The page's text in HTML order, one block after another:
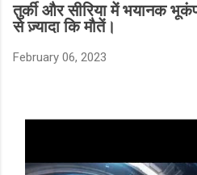
तुर्की और सीरिया में भयानक
से ज़्यादा कि मौतें।
February 06, 2023